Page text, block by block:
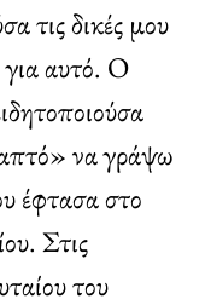
τις δικές μου
για αυτό. Ο
να γράψω
έφτασα στο
Στις
του